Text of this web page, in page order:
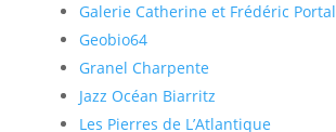
Galerie Catherine et Frédéric Portal
Geobio64
Granel Charpente
Jazz Océan Biarritz
Les Pierres de L’Atlantique